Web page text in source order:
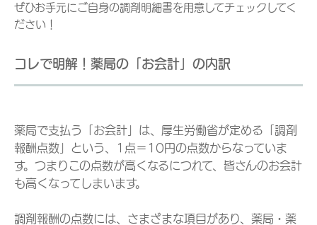
ぜひお手元にご自身の調剤明細書を用意してチェックしてく
ださい！
コレで明解！薬局の「お会計」の内訳
薬局で支払う「お会計」は、厚生労働省が定める「調剤
報酬点数」という、1点＝10円の点数からなっていま
す。つまりこの点数が高くなるにつれて、皆さんのお会計
も高くなってしまいます。
調剤報酬の点数には、さまざまな項目があり、薬局・薬